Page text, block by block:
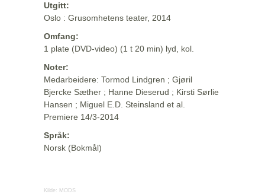
Utgitt:
Oslo : Grusomhetens teater, 2014
Omfang:
1 plate (DVD-video) (1 t 20 min) lyd, kol.
Noter:
Medarbeidere: Tormod Lindgren ; Gjøril
Bjercke Sæther ; Hanne Dieserud ; Kirsti Sørlie
Hansen ; Miguel E.D. Steinsland et al.
Premiere 14/3-2014
Språk:
Norsk (Bokmål)
Kilde: MODS